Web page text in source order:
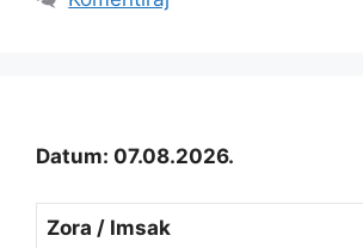
Datum: 07.08.2026.
Zora / Imsak